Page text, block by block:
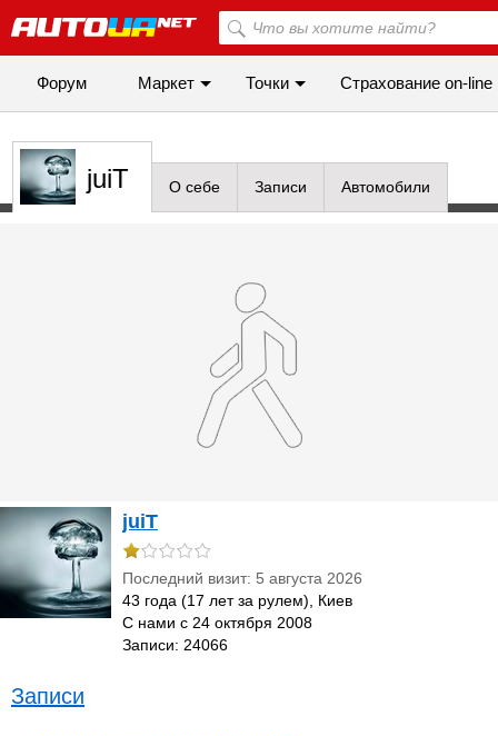
Форум Маркет Точки Cтрахование on-line
juiT О себе Записи Автомобили
juiT
Последний визит: 5 августа 2026
43 года (17 лет за рулем), Киев
С нами с 24 октября 2008
Записи: 24066
Записи